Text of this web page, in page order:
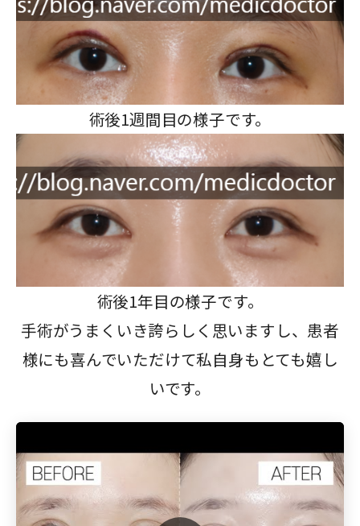
術後1週間目の様子です。
術後1年目の様子です。
手術がうまくいき誇らしく思いますし、患者
様にも喜んでいただけて私自身もとても嬉し
いです。